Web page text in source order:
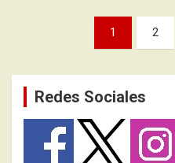
entradas
1 2
Redes Sociales